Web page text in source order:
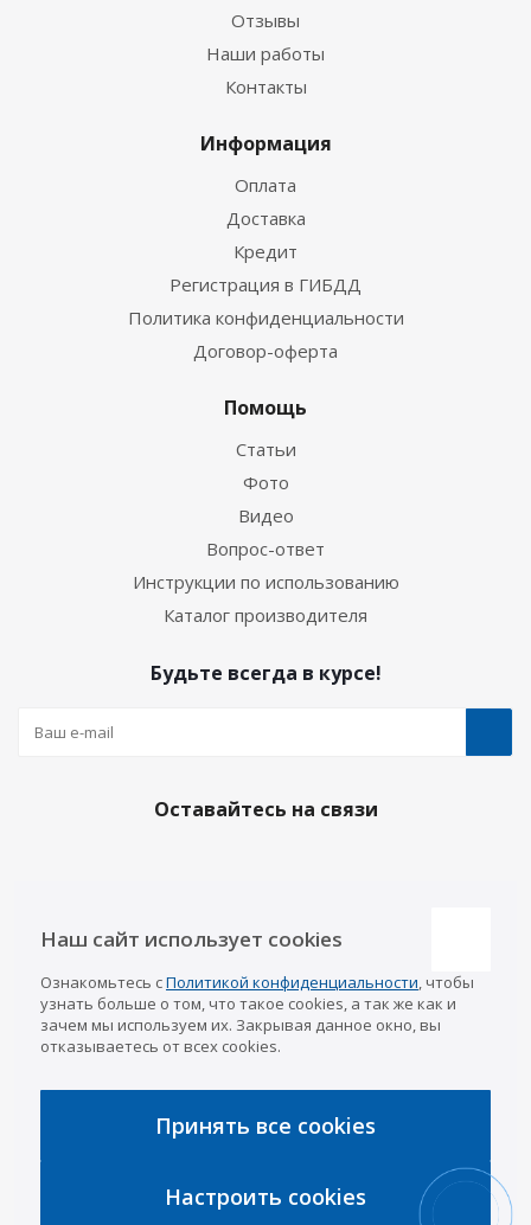
Отзывы
Наши работы
Контакты
Информация
Оплата
Доставка
Кредит
Регистрация в ГИБДД
Политика конфиденциальности
Договор-оферта
Помощь
Статьи
Фото
Видео
Вопрос-ответ
Инструкции по использованию
Каталог производителя
Будьте всегда в курсе!
Оставайтесь на связи
Наши контакты
Казань
8 (843) 207-03-08
Уфа
8 (347) 258-84-87
8 (8352) 38-88-37
Интернет-магазин
info@a-pricep.ru
Наш сайт использует cookies
Ознакомьтесь сПолитикой конфиденциальности, чтобы
узнать больше о том, что такое cookies, а так же как и
зачем мы используем их. Закрывая данное окно, вы
отказываетесь от всех cookies.
Принять все cookies
Настроить cookies